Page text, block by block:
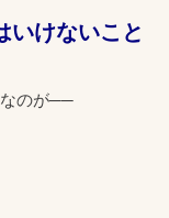
いけないこと
なのが──